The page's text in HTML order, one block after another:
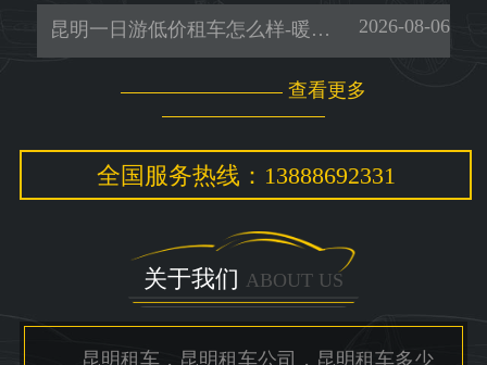
昆明一日游低价租车怎么样-暖旭-「租考斯特」 2026-08-06
查看更多
全国服务热线：13888692331
关于我们 ABOUT US
昆明租车，昆明租车公司，昆明租车多少